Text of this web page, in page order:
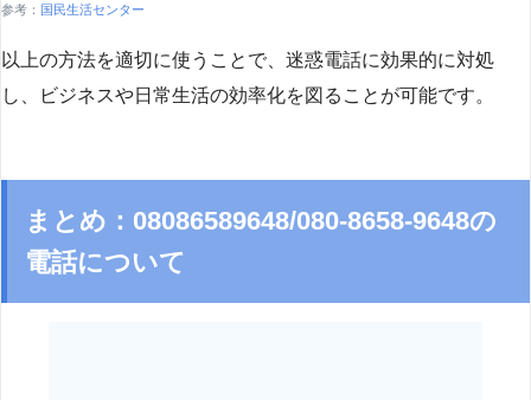
参考： 国民生活センター
以上の方法を適切に使うことで、迷惑電話に効果的に対処
し、ビジネスや日常生活の効率化を図ることが可能です。
まとめ：08086589648/080-8658-9648の
電話について